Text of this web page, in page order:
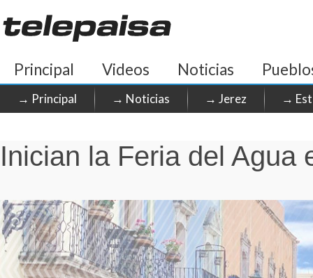
Principal Videos Noticias
→ Principal → Noticias → Jerez →
Inician la Feria del Agua